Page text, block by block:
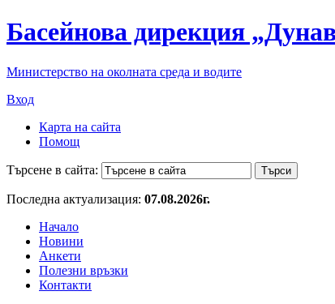
Басейнова дирекция
Министерство на околната среда и водите
Вход
Карта на сайта
Помощ
Търсене в сайта:
Последна актуализация: 07.08.2026г.
Начало
Новини
Анкети
Полезни връзки
Контакти